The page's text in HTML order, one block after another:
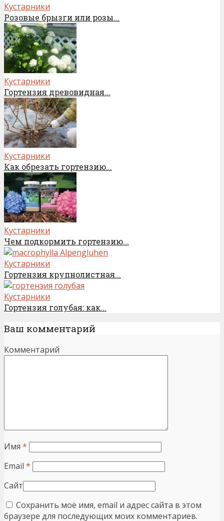
Кустарники
Розовые брызги или розы...
Кустарники
Гортензия древовидная...
Кустарники
Как обрезать гортензию...
Кустарники
Чем подкормить гортензию...
Кустарники
Гортензия крупнолистная...
Кустарники
Гортензия голубая: как...
Ваш комментарий
Комментарий
Имя *
Email *
Сайт
Сохранить моё имя, email и адрес сайта в этом
браузере для последующих моих комментариев.